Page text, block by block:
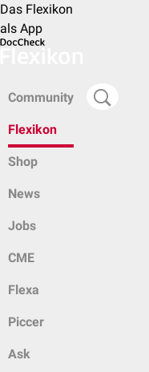
Das Flexikon
als App
Community
Flexikon
Shop
News
Jobs
CME
Flexa
Piccer
Ask